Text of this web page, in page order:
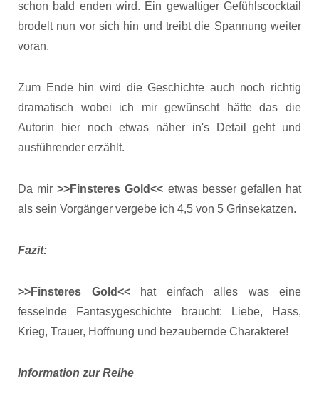
schon bald enden wird. Ein gewaltiger Gefühlscocktail
brodelt nun vor sich hin und treibt die Spannung weiter
voran.
Zum Ende hin wird die Geschichte auch noch richtig
dramatisch wobei ich mir gewünscht hätte das die
Autorin hier noch etwas näher in's Detail geht und
ausführender erzählt.
Da mir>>Finsteres Gold<< etwas besser gefallen hat
als sein Vorgänger vergebe ich 4,5 von 5 Grinsekatzen.
Fazit:
>>Finsteres Gold<<
hat einfach alles was eine
fesselnde Fantasygeschichte braucht: Liebe, Hass,
Krieg, Trauer, Hoffnung und bezaubernde Charaktere!
Information zur Reihe